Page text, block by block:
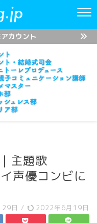
カウント
主題歌
声優コンビに
日 / 2022年6月19日